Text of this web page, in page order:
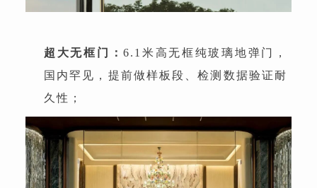
超大无框门：6.1米高无框纯玻璃地弹门，
国内罕见，提前做样板段、检测数据验证耐
久性；